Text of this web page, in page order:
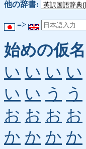
他の辞書:
=>
始めの仮名
い い い い
い い う う
お お お お
か か か か